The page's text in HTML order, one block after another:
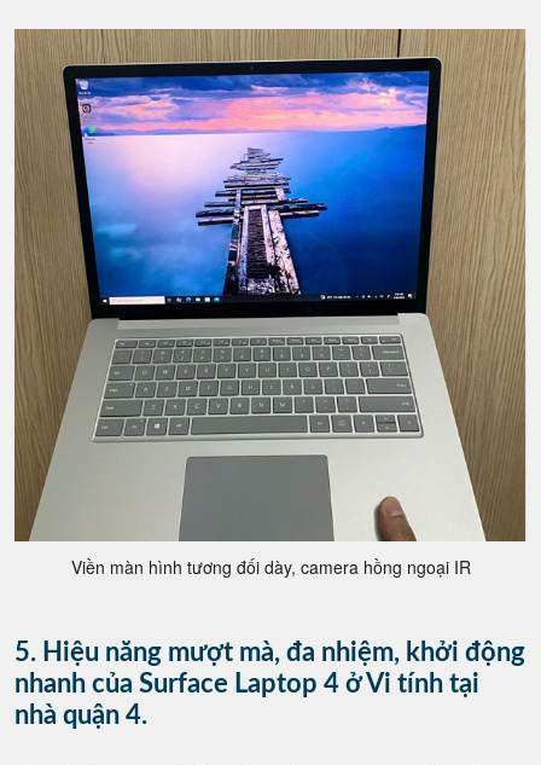
Viền màn hình tương đối dày, camera hồng ngoại IR
5. Hiệu năng mượt mà, đa nhiệm, khởi động
nhanh của Surface Laptop 4 ở Vi tính tại
nhà quận 4.